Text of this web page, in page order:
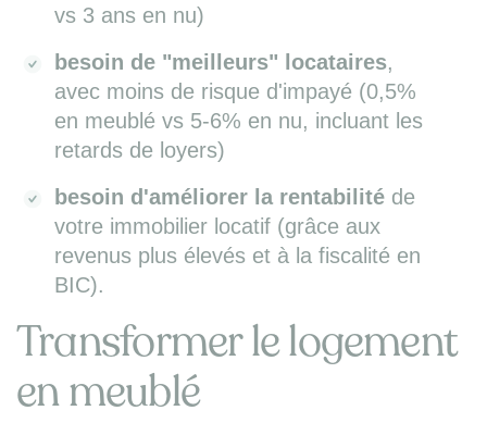
vs 3 ans en nu)
besoin de "meilleurs" locataires,
avec moins de risque d'impayé (0,5%
en meublé vs 5-6% en nu, incluant les
retards de loyers)
besoin d'améliorer la rentabilité de
votre immobilier locatif (grâce aux
revenus plus élevés et à la fiscalité en
BIC).
Transformer le logement
en meublé